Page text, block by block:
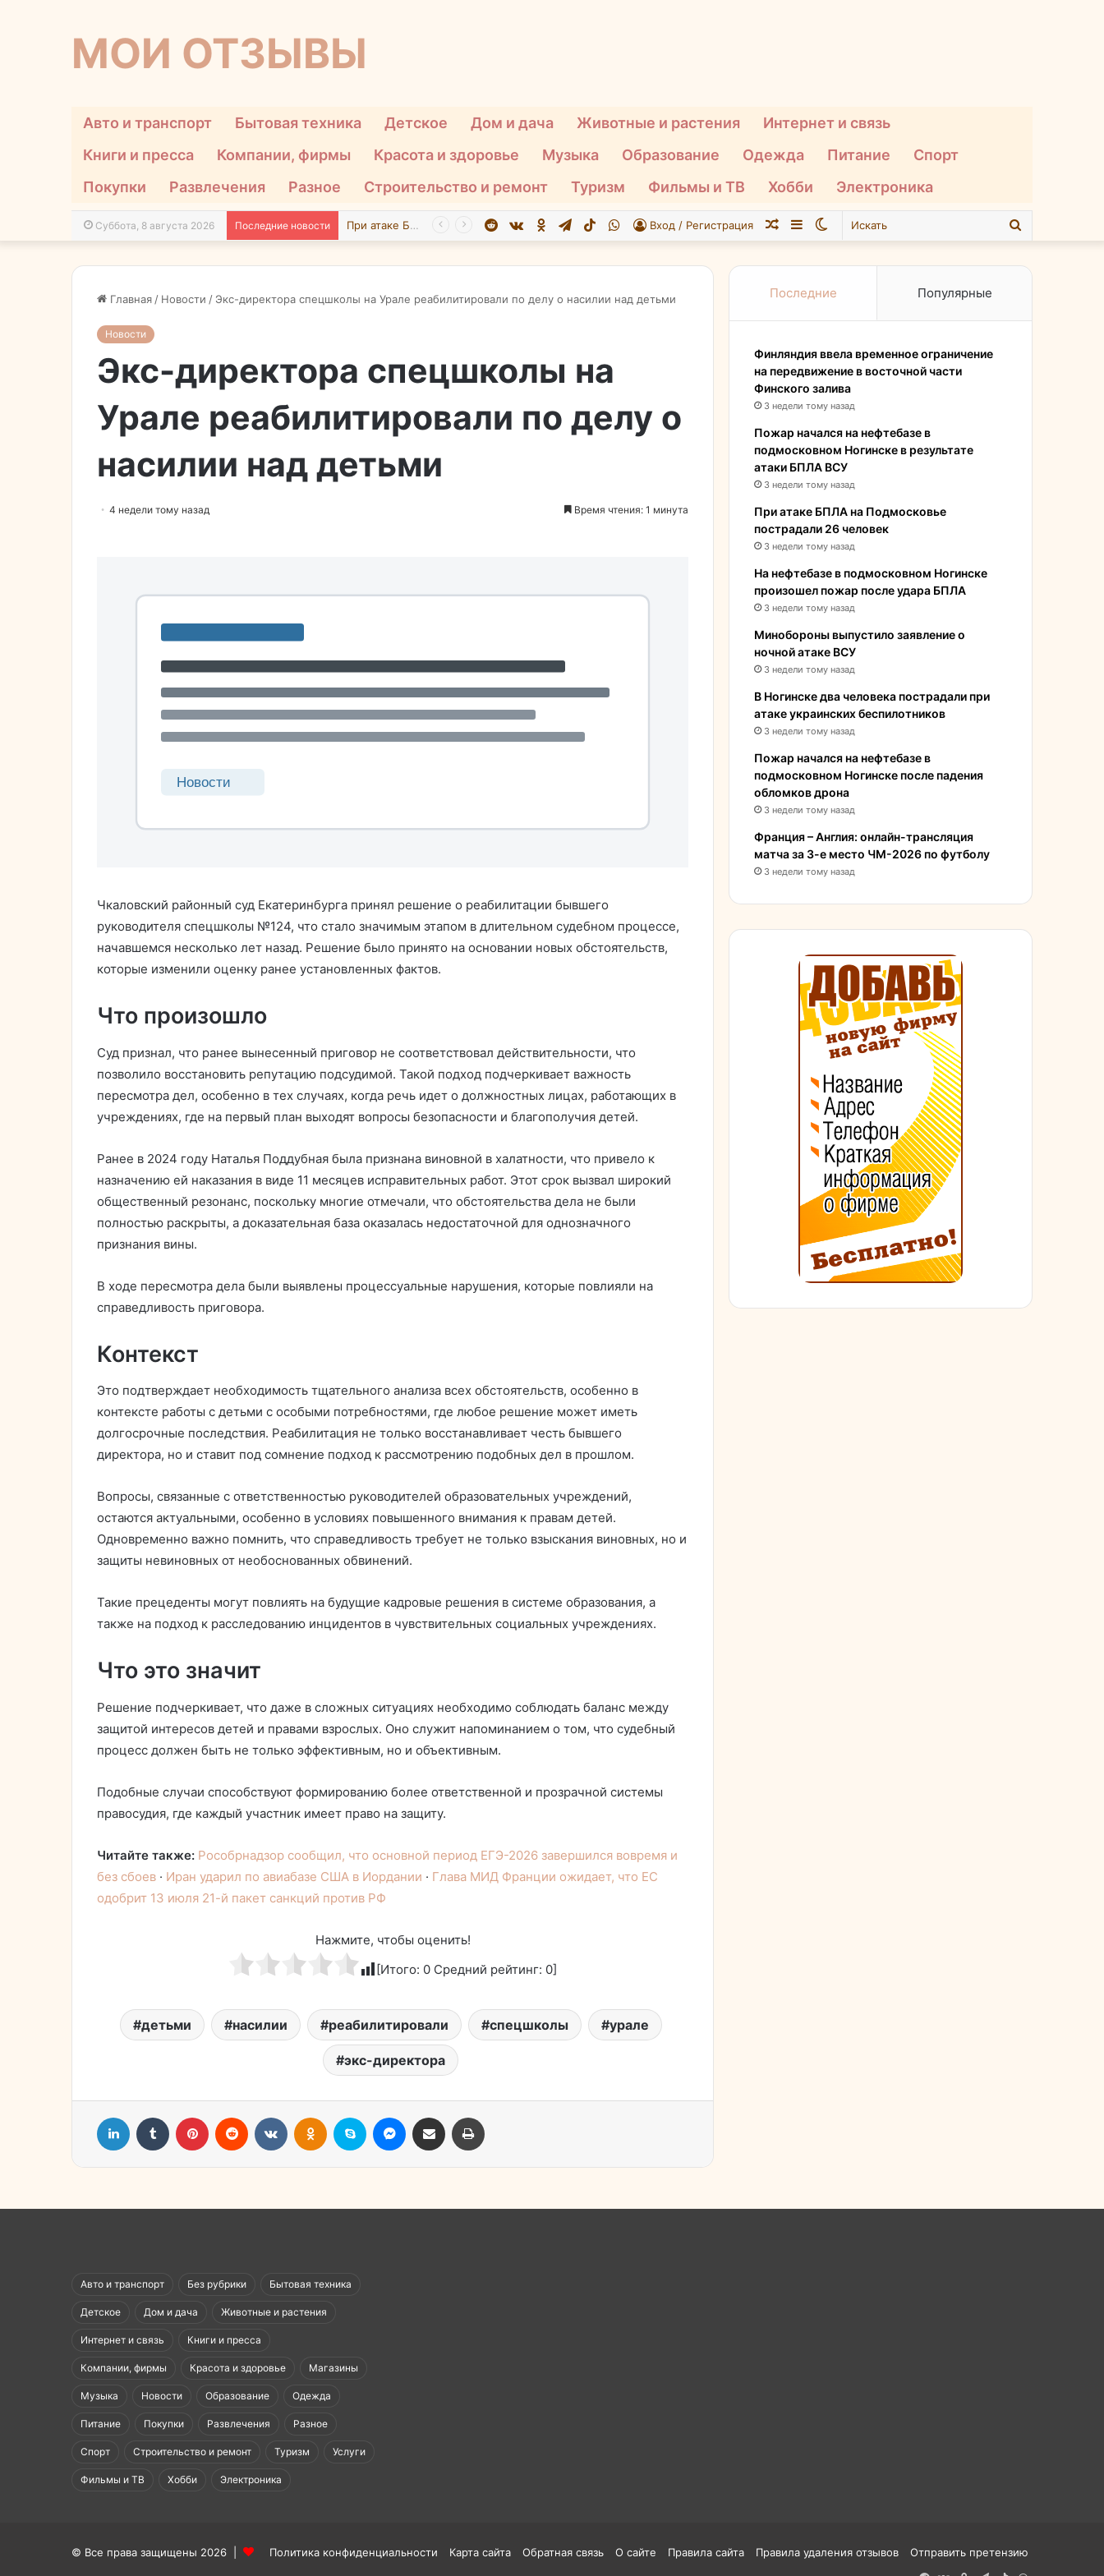
МОИ ОТЗЫВЫ
Авто и транспорт Бытовая техника Детское Дом и дача Животные и растения
Интернет и связь
Книги и пресса
Компании, фирмы Красота и здоровье Музыка Образование Одежда Питание
Спорт
Покупки
Развлечения Разное Строительство и ремонт Туризм Фильмы и ТВ Хобби Электроника
Суббота, 8 августа 2026 Последние новости При атаке БПЛА на Подмосковье пострадали 26 человек Искать
Switch
Sidebar
Случайная
Вход / Регистрация
WhatsApp
TikTok
Telegram
Одноклассники
vk.com
Reddit
Главная / Новости / Экс-директора спецшколы на Урале реабилитировали по делу о насилии над детьми
Новости
Экс-директора спецшколы на
Урале реабилитировали по делу о
насилии над детьми
4 недели тому назад Время чтения: 1 минута
Чкаловский районный суд Екатеринбурга принял решение о реабилитации бывшего
руководителя спецшколы №124, что стало значимым этапом в длительном судебном процессе,
начавшемся несколько лет назад. Решение было принято на основании новых обстоятельств,
которые изменили оценку ранее установленных фактов.
Что произошло
Суд признал, что ранее вынесенный приговор не соответствовал действительности, что
позволило восстановить репутацию подсудимой. Такой подход подчеркивает важность
пересмотра дел, особенно в тех случаях, когда речь идет о должностных лицах, работающих в
учреждениях, где на первый план выходят вопросы безопасности и благополучия детей.
Ранее в 2024 году Наталья Поддубная была признана виновной в халатности, что привело к
назначению ей наказания в виде 11 месяцев исправительных работ. Этот срок вызвал широкий
общественный резонанс, поскольку многие отмечали, что обстоятельства дела не были
полностью раскрыты, а доказательная база оказалась недостаточной для однозначного
признания вины.
В ходе пересмотра дела были выявлены процессуальные нарушения, которые повлияли на
справедливость приговора.
Контекст
Это подтверждает необходимость тщательного анализа всех обстоятельств, особенно в
контексте работы с детьми с особыми потребностями, где любое решение может иметь
долгосрочные последствия. Реабилитация не только восстанавливает честь бывшего
директора, но и ставит под сомнение подход к рассмотрению подобных дел в прошлом.
Вопросы, связанные с ответственностью руководителей образовательных учреждений,
остаются актуальными, особенно в условиях повышенного внимания к правам детей.
Одновременно важно помнить, что справедливость требует не только взыскания виновных, но и
защиты невиновных от необоснованных обвинений.
Такие прецеденты могут повлиять на будущие кадровые решения в системе образования, а
также на подход к расследованию инцидентов в чувствительных социальных учреждениях.
Что это значит
Решение подчеркивает, что даже в сложных ситуациях необходимо соблюдать баланс между
защитой интересов детей и правами взрослых. Оно служит напоминанием о том, что судебный
процесс должен быть не только эффективным, но и объективным.
Подобные случаи способствуют формированию более ответственной и прозрачной системы
правосудия, где каждый участник имеет право на защиту.
Читайте также: Рособрнадзор сообщил, что основной период ЕГЭ-2026 завершился вовремя и
без сбоев · Иран ударил по авиабазе США в Иордании · Глава МИД Франции ожидает, что ЕС
одобрит 13 июля 21-й пакет санкций против РФ
Нажмите, чтобы оценить!
[Итого: 0 Средний рейтинг: 0]
детьми насилии реабилитировали спецшколы урале
экс-директора
LinkedIn Tumblr Pinterest Reddit ВконтактеОдноклассники
Skype MessengerПоделиться через электронную почту
Последние Популярные
Финляндия ввела временное ограничение
на передвижение в восточной части
Финского залива
3 недели тому назад
Пожар начался на нефтебазе в
подмосковном Ногинске в результате
атаки БПЛА ВСУ
3 недели тому назад
При атаке БПЛА на Подмосковье
пострадали 26 человек
3 недели тому назад
На нефтебазе в подмосковном Ногинске
произошел пожар после удара БПЛА
3 недели тому назад
Минобороны выпустило заявление о
ночной атаке ВСУ
3 недели тому назад
В Ногинске два человека пострадали при
атаке украинских беспилотников
3 недели тому назад
Пожар начался на нефтебазе в
подмосковном Ногинске после падения
обломков дрона
3 недели тому назад
Франция – Англия: онлайн-трансляция
матча за 3-е место ЧМ-2026 по футболу
3 недели тому назад
Авто и транспорт Без рубрики Бытовая техника
Детское Дом и дача Животные и растения
Интернет и связь Книги и пресса
Компании, фирмы Красота и здоровье Магазины
Музыка Новости Образование Одежда
Питание Покупки Развлечения Разное
Спорт Строительство и ремонт Туризм Услуги
Фильмы и ТВ Хобби Электроника
© Все права защищены 2026 | Политика конфиденциальности Карта сайта Обратная связь О сайте Правила сайта Правила удаления отзывов
Отправить претензию